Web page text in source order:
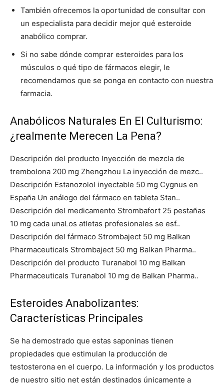
También ofrecemos la oportunidad de consultar con
un especialista para decidir mejor qué esteroide
anabólico comprar.
Si no sabe dónde comprar esteroides para los
músculos o qué tipo de fármacos elegir, le
recomendamos que se ponga en contacto con nuestra
farmacia.
Anabólicos Naturales En El Culturismo:
¿realmente Merecen La Pena?
Descripción del producto Inyección de mezcla de
trembolona 200 mg Zhengzhou La inyección de mezc..
Descripción Estanozolol inyectable 50 mg Cygnus en
España Un análogo del fármaco en tableta Stan..
Descripción del medicamento Strombafort 25 pestañas
10 mg cada unaLos atletas profesionales se esf..
Descripción del fármaco Strombaject 50 mg Balkan
Pharmaceuticals Strombaject 50 mg Balkan Pharma..
Descripción del producto Turanabol 10 mg Balkan
Pharmaceuticals Turanabol 10 mg de Balkan Pharma..
Esteroides Anabolizantes:
Características Principales
Se ha demostrado que estas saponinas tienen
propiedades que estimulan la producción de
testosterona en el cuerpo. La información y los productos
de nuestro sitio net están destinados únicamente a